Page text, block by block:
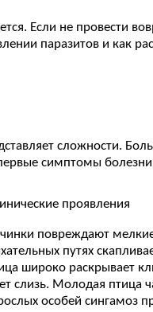
Если не провести
паразитов и как
сложности.
симптомы
проявления
повреждают
путях
широко раскрывает
слизь. Молодая птица
особей сингамоз